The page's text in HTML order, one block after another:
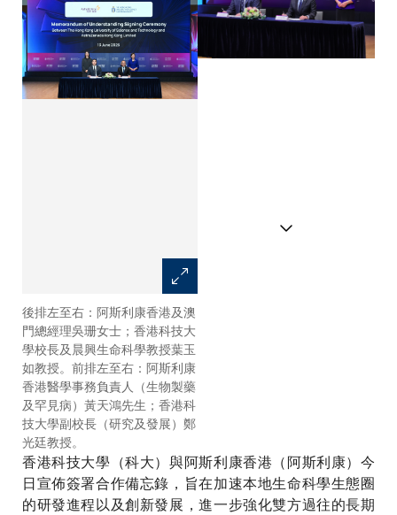
後排左至右：阿斯利康香港及澳
門總經理吳珊女士；香港科技大
學校長及晨興生命科學教授葉玉
如教授。前排左至右：阿斯利康
香港醫學事務負責人（生物製藥
及罕見病）黃天鴻先生；香港科
技大學副校長（研究及發展）鄭
光廷教授。
香港科技大學（科大）與阿斯利康香港（阿斯利康）今
日宣佈簽署合作備忘錄，旨在加速本地生命科學生態圈
的研發進程以及創新發展，進一步強化雙方過往的長期